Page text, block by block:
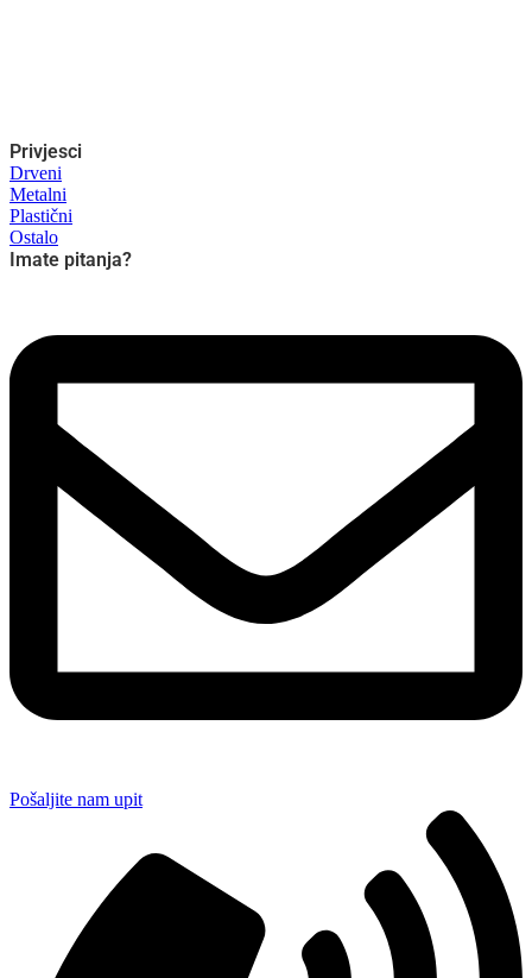
Privjesci
Drveni
Metalni
Plastični
Ostalo
Imate pitanja?
Pošaljite nam upit